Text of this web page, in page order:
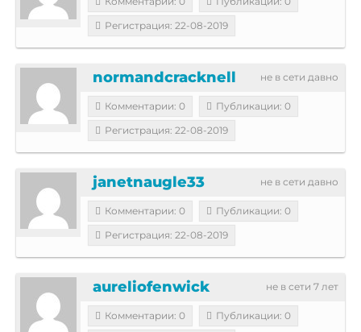
Регистрация: 22-08-2019
не в сети давно
normandcracknell
Комментарии: 0
Публикации: 0
Регистрация: 22-08-2019
не в сети давно
janetnaugle33
Комментарии: 0
Публикации: 0
Регистрация: 22-08-2019
не в сети 7 лет
aureliofenwick
Комментарии: 0
Публикации: 0